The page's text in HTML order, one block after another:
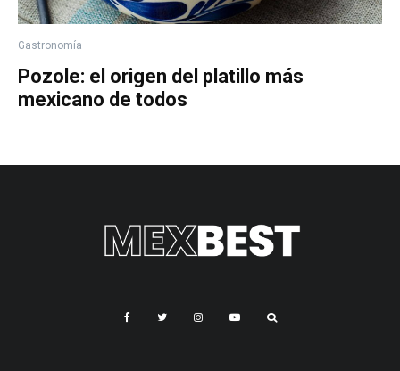
Gastronomía
Pozole: el origen del platillo más
mexicano de todos